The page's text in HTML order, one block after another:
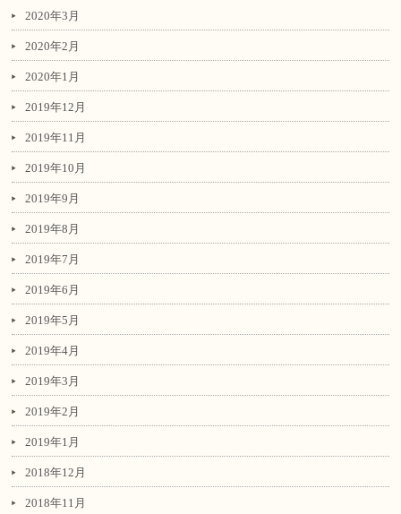
2020年3月
2020年2月
2020年1月
2019年12月
2019年11月
2019年10月
2019年9月
2019年8月
2019年7月
2019年6月
2019年5月
2019年4月
2019年3月
2019年2月
2019年1月
2018年12月
2018年11月